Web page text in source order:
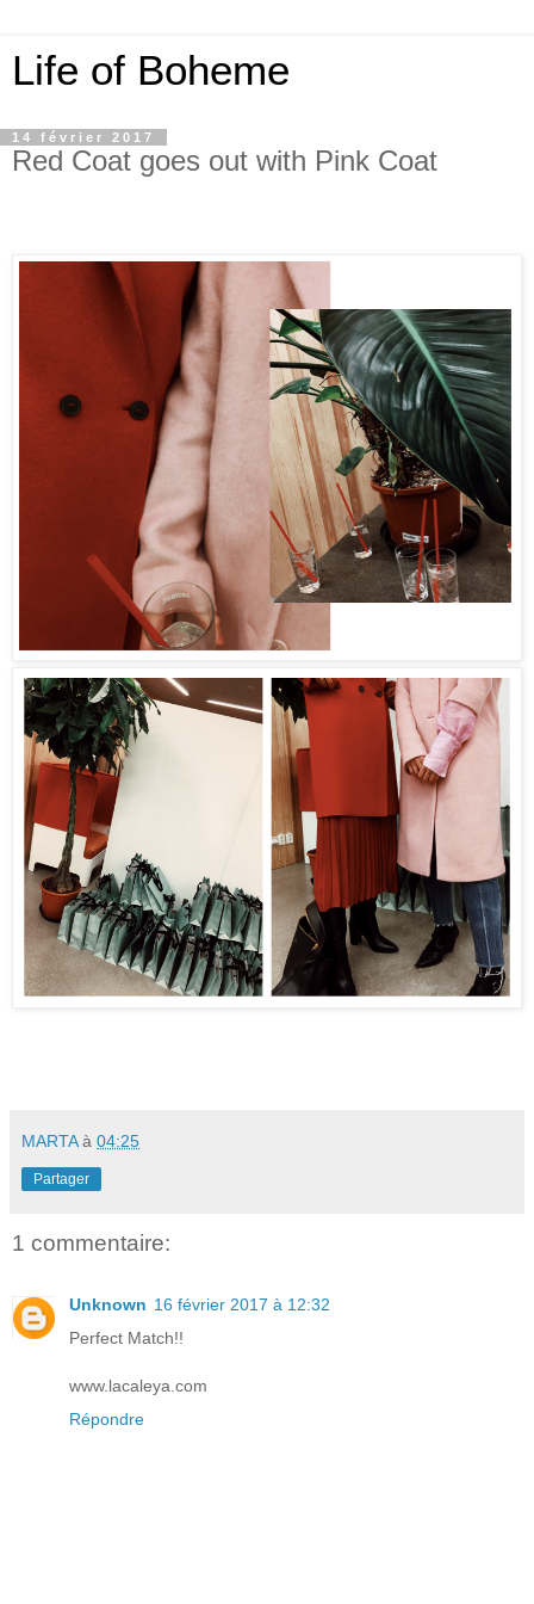
Life of Boheme
14 février 2017
Red Coat goes out with Pink Coat
MARTA à 04:25
Partager
1 commentaire:
Unknown 16 février 2017 à 12:32
Perfect Match!!
www.lacaleya.com
Répondre